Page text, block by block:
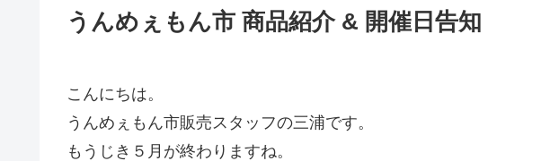
うんめぇもん市 商品紹介 & 開催日告知
こんにちは。
うんめぇもん市販売スタッフの三浦です。
もうじき５月が終わりますね。